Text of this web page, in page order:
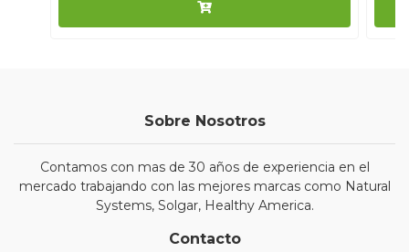
Sobre Nosotros
Contamos con mas de 30 años de experiencia en el
mercado trabajando con las mejores marcas como Natural
Systems, Solgar, Healthy America.
Contacto